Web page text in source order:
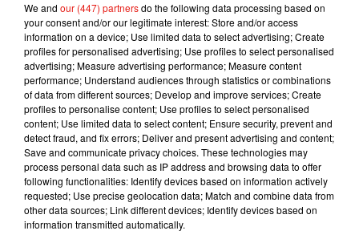
7 août 2026
Julien Lieb s’essaye à la vie de chatelain
dans son nouveau clip
7 août 2026
Madonna sort enfin le remix de « Love
Sensation » avec Kylie Minogue
Tayc et Didi B dévoilent le single le plus
We and our (447) partnersdo the following data processing based on
your consent and/or our legitimate interest: Store and/or access
information on a device; Use limited data to select advertising; Create
profiles for personalised advertising; Use profiles to select personalised
advertising; Measure advertising performance; Measure content
performance; Understand audiences through statistics or combinations
of data from different sources; Develop and improve services; Create
profiles to personalise content; Use profiles to select personalised
content; Use limited data to select content; Ensure security, prevent and
detect fraud, and fix errors; Deliver and present advertising and content;
Save and communicate privacy choices. These technologies may
process personal data such as IP address and browsing data to offer
following functionalities: Identify devices based on information actively
requested; Use precise geolocation data; Match and combine data from
other data sources; Link different devices; Identify devices based on
information transmitted automatically.